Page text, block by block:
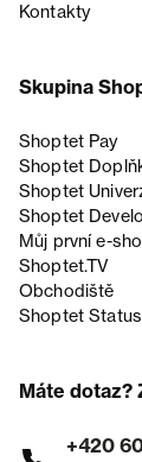
Kontakty
Skupina
Shoptet Pay
Shoptet
Shoptet
Shoptet
Můj první e-
Shoptet.TV
Obchodiště
Shoptet Status
Máte dotaz?
+420